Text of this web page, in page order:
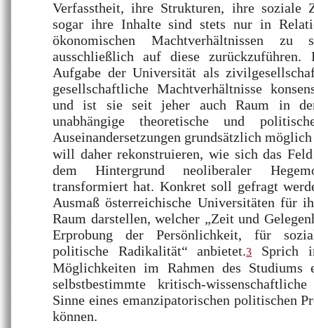
Verfasstheit, ihre Strukturen, ihre soziale
sogar ihre Inhalte sind stets nur in
ökonomischen Machtverhältnissen zu
ausschließlich auf diese
Aufgabe der Universität als
gesellschaftliche Machtverhältnisse
und ist sie seit jeher auch Raum in
unabhängige theoretische und
Auseinandersetzungen grundsätzlich
will daher rekonstruieren, wie sich das
dem Hintergrund neoliberaler
transformiert hat. Konkret soll gefragt
Ausmaß österreichische Universitäten für
Raum darstellen, welcher „Zeit und
Erprobung der Persönlichkeit, für
politische Radikalität“ anbietet.3 Sprich
Möglichkeiten im Rahmen des Studiums
selbstbestimmte kritisch-
Sinne eines emanzipatorischen politischen
können.